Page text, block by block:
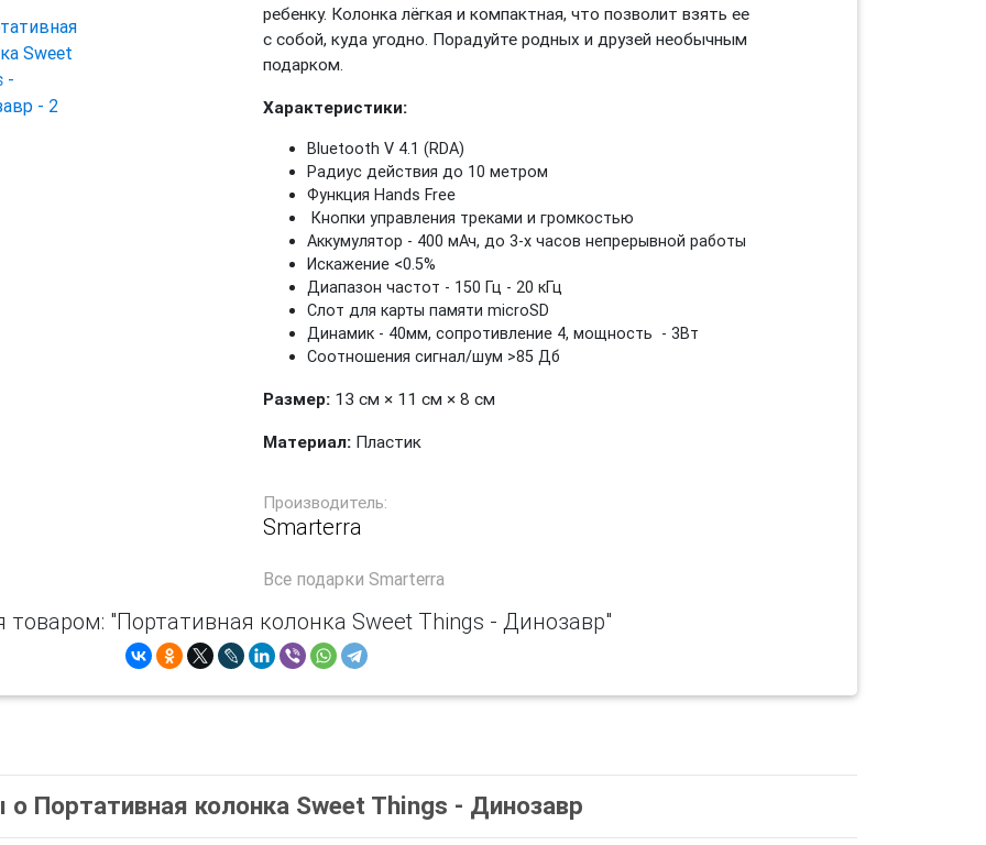
ребенку. Колонка лёгкая и компактная, что позволит взять ее
с собой, куда угодно. Порадуйте родных и друзей необычным
подарком.
Характеристики:
Bluetooth V 4.1 (RDA)
Радиус действия до 10 метром
Функция Hands Free
Кнопки управления треками и громкостью
Аккумулятор - 400 мАч, до 3-х часов непрерывной работы
Искажение <0.5%
Диапазон частот - 150 Гц - 20 кГц
Слот для карты памяти microSD
Динамик - 40мм, сопротивление 4, мощность - 3Вт
Соотношения сигнал/шум >85 Дб
Размер: 13 см × 11 см × 8 см
Материал: Пластик
Производитель:
Smarterra
Все подарки Smarterra
товаром: "Портативная колонка Sweet Things - Динозавр"
Портативная колонка Sweet Things - Динозавр